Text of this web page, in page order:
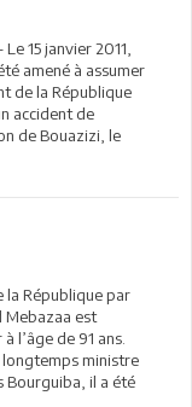
15 janvier 2011,
amené à assumer
de la République
accident de
de Bouazizi, le
la République par
Mebazaa est
l’âge de 91 ans.
ministre
Bourguiba, il a été